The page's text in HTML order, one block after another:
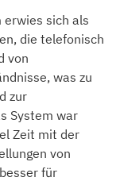
sich als
die telefonisch
von
was zu
zur
System war
Zeit mit der
von
für